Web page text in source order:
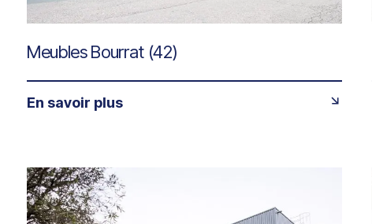
Meubles Bourrat (42)
En savoir plus